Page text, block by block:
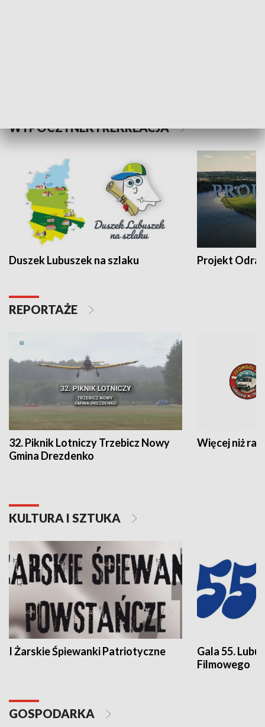
WYPOCZYNEK I REKREACJA
Duszek Lubuszek na szlaku Projekt Odra
REPORTAŻE
32. Piknik Lotniczy Trzebicz Nowy
Gmina Drezdenko
Więcej niż rajd
KULTURA I SZTUKA
I Żarskie Śpiewanki Patriotyczne
Gala 55.
Filmowego
GOSPODARKA